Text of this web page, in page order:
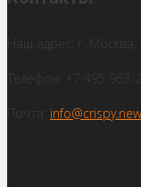
Наш адрес: г. Москва,
Телефон: +7 495 963-
Почта: